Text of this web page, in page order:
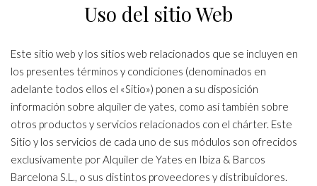
Uso del sitio Web
Este sitio web y los sitios web relacionados que se incluyen en
los presentes términos y condiciones (denominados en
adelante todos ellos el «Sitio») ponen a su disposición
información sobre alquiler de yates, como así también sobre
otros productos y servicios relacionados con el chárter. Este
Sitio y los servicios de cada uno de sus módulos son ofrecidos
exclusivamente por Alquiler de Yates en Ibiza & Barcos
Barcelona S.L., o sus distintos proveedores y distribuidores.